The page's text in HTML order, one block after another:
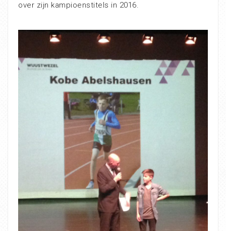
over zijn kampioenstitels in 2016.